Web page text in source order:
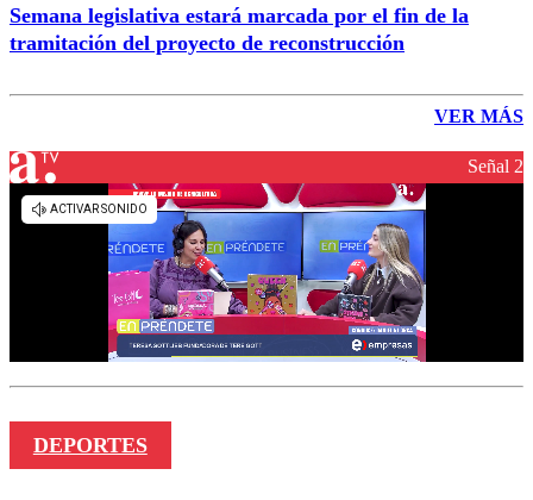
Semana legislativa estará marcada por el fin de la
tramitación del proyecto de reconstrucción
VER MÁS
Señal 2
DEPORTES